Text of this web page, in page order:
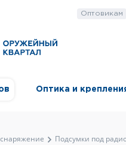
Оптовикам
Оптика и
Подсумки под